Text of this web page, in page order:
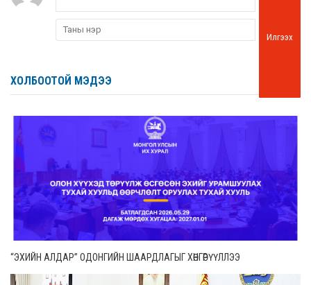
Илгээх
ХОЛБООТОЙ МЭДЭЭ
“ЭХИЙН АЛДАР” ОДОНГИЙН ШААРДЛАГЫГ ХӨНГӨРҮҮЛЛЭЭ